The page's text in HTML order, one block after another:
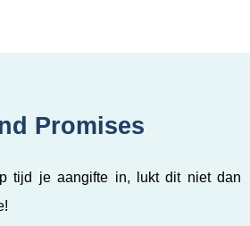
Promises
tijd je aangifte in, lukt dit niet dan